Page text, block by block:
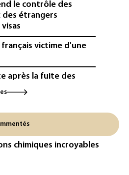
le contrôle des
des étrangers
français victime d'une
après la fuite des
clients
un record
(services
de membres d'un
convoqués
chimiques incroyables